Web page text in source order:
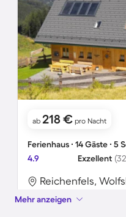
ab 218 € pro Nacht
Ferienhaus ∙ 14 Gäste ∙ 5
4.9
Exzellent
Reichenfels,
Mehr anzeigen